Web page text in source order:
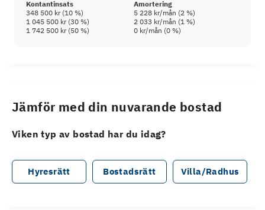
Kontantinsats
Amortering
348 500 kr(10 %) 5 228 kr/mån (2 %)
1 045 500 kr(30 %) 2 033 kr/mån (1 %)
1 742 500 kr(50 %) 0 kr/mån (0 %)
Jämför med din nuvarande bostad
Viken typ av bostad har du idag?
Hyresrätt Bostadsrätt Villa/Radhus